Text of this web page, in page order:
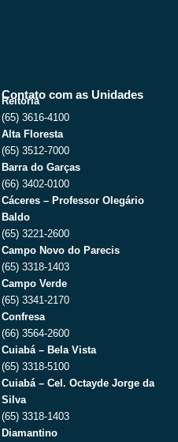
Contato com as Unidades
Reitoria
(65) 3616-4100
Alta Floresta
(65) 3512-7000
Barra do Garças
(66) 3402-0100
Cáceres – Professor Olegário
Baldo
(65) 3221-2600
Campo Novo do Parecis
(65) 3318-1403
Campo Verde
(65) 3341-2170
Confresa
(66) 3564-2600
Cuiabá – Bela Vista
(65) 3318-5100
Cuiabá – Cel. Octayde Jorge da
Silva
(65) 3318-1403
Diamantino